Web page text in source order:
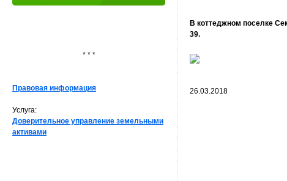
В коттеджном поселке
39.
26.03.2018
* * *
Правовая информация
Услуга:
Доверительное управление земельными
активами